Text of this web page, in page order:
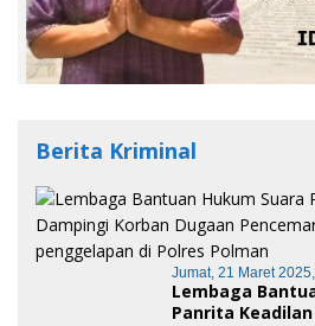
Berita Kriminal
Jumat, 21 Maret
Lembaga
Panrita